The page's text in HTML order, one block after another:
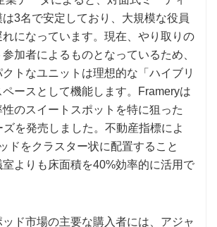
3名で安定しており、大規模な役員
になっています。現在、やり取りの
加者によるものとなっているため、
トなユニットは理想的な「ハイブリ
ースとして機能します。Frameryは
のスイートスポットを特に狙った
ズを発売しました。不動産指標によ
ドをクラスター状に配置すること
よりも床面積を40%効率的に活用で
ッド市場の主要な購入者には、アジャ